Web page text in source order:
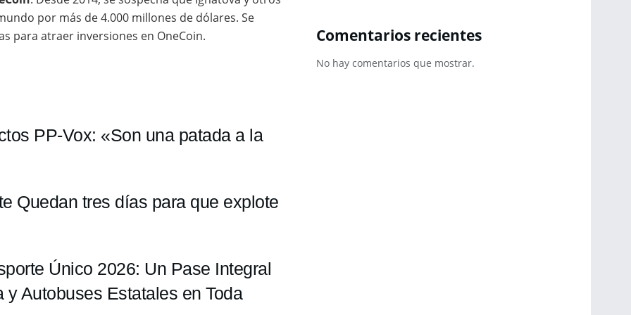
por más de 4.000 millones de dólares. Se
para atraer inversiones en OneCoin.
PP-Vox: «Son una patada a la
Quedan tres días para que explote
Único 2026: Un Pase Integral
Autobuses Estatales en Toda
Comentarios recientes
No hay comentarios que mostrar.